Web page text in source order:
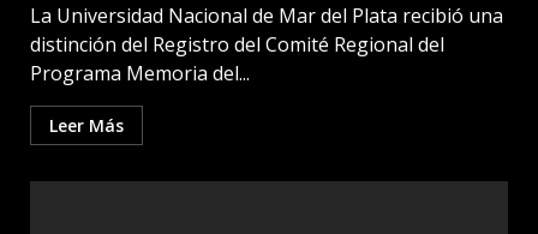
La Universidad Nacional de Mar del Plata recibió una
distinción del Registro del Comité Regional del
Programa Memoria del...
Leer Más